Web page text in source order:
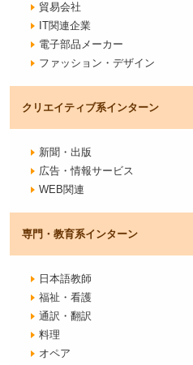
貿易会社
IT関連企業
電子部品メーカー
ファッション・デザイン
クリエイティブ系インターン
新聞・出版
広告・情報サービス
WEB関連
専門・教育系インターン
日本語教師
福祉・看護
通訳・翻訳
料理
オペア